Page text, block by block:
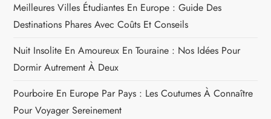
Meilleures Villes Étudiantes En Europe : Guide Des
Destinations Phares Avec Coûts Et Conseils
Nuit Insolite En Amoureux En Touraine : Nos Idées Pour
Dormir Autrement À Deux
Pourboire En Europe Par Pays : Les Coutumes À Connaître
Pour Voyager Sereinement